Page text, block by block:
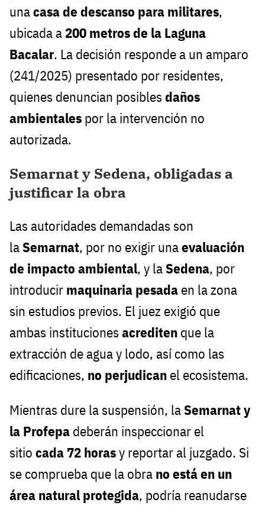
unacasa de descanso para militares,
ubicada a 200 metros de la Laguna
Bacalar. La decisión responde a un amparo
(241/2025) presentado por residentes,
quienes denuncian posibles daños
ambientales por la intervención no
autorizada.
Semarnat y Sedena, obligadas a
justificar la obra
Las autoridades demandadas son
laSemarnat, por no exigir unaevaluación
de impacto ambiental, y laSedena, por
introducir maquinaria pesada en la zona
sin estudios previos. El juez exigió que
ambas instituciones acrediten que la
extracción de agua y lodo, así como las
edificaciones, no perjudican el ecosistema.
Mientras dure la suspensión, laSemarnat y
la Profepa deberán inspeccionar el
sitio cada 72 horasy reportar al juzgado. Si
se comprueba que la obra no está en un
área natural protegida, podría reanudarse